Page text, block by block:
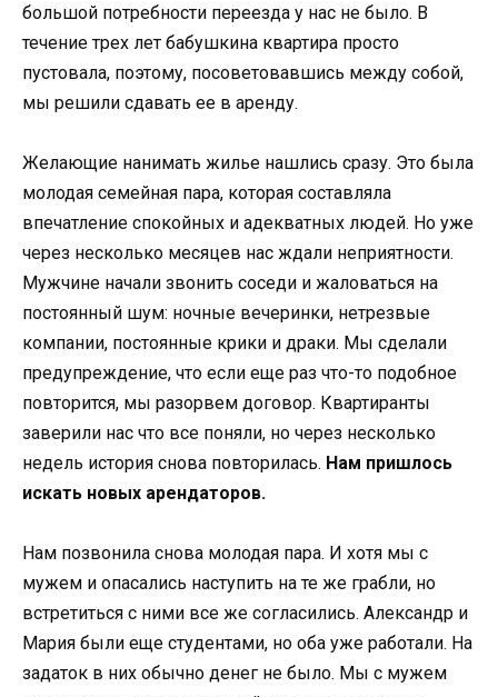
большой потребности переезда у нас не было. В
течение трех лет бабушкина квартира просто
пустовала, поэтому, посоветовавшись между собой,
мы решили сдавать ее в аренду.
Желающие нанимать жилье нашлись сразу. Это была
молодая семейная пара, которая составляла
впечатление спокойных и адекватных людей. Но уже
через несколько месяцев нас ждали неприятности.
Мужчине начали звонить соседи и жаловаться на
постоянный шум: ночные вечеринки, нетрезвые
компании, постоянные крики и драки. Мы сделали
предупреждение, что если еще раз что-то подобное
повторится, мы разорвем договор. Квартиранты
заверили нас что все поняли, но через несколько
недель история снова повторилась. Нам пришлось
искать новых арендаторов.
Нам позвонила снова молодая пара. И хотя мы с
мужем и опасались наступить на те же грабли, но
встретиться с ними все же согласились. Александр и
Мария были еще студентами, но оба уже работали. На
задаток в них обычно денег не было. Мы с мужем